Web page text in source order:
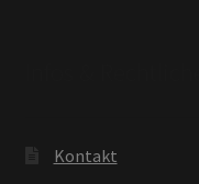
Kontakt